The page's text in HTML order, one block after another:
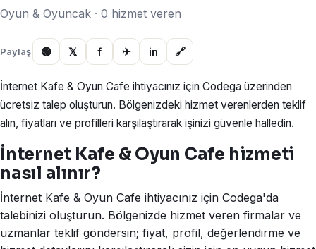
Oyun & Oyuncak · 0 hizmet veren
Paylaş 🟢 𝕏 f ✈ in 🔗
İnternet Kafe & Oyun Cafe ihtiyacınız için Codega üzerinden
ücretsiz talep oluşturun. Bölgenizdeki hizmet verenlerden teklif
alın, fiyatları ve profilleri karşılaştırarak işinizi güvenle halledin.
İnternet Kafe & Oyun Cafe hizmeti
nasıl alınır?
İnternet Kafe & Oyun Cafe ihtiyacınız için Codega'da
talebinizi oluşturun. Bölgenizde hizmet veren firmalar ve
uzmanlar teklif göndersin; fiyat, profil, değerlendirme ve